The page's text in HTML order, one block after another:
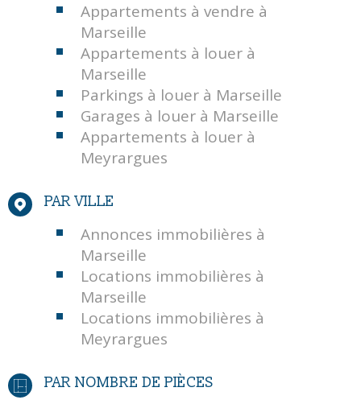
Appartements à vendre à
Marseille
Appartements à louer à
Marseille
Parkings à louer à Marseille
Garages à louer à Marseille
Appartements à louer à
Meyrargues
PAR VILLE
Annonces immobilières à
Marseille
Locations immobilières à
Marseille
Locations immobilières à
Meyrargues
PAR NOMBRE DE PIÈCES